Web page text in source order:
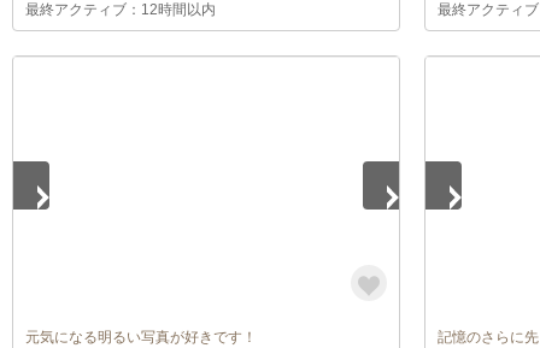
最終アクティブ：12時間以内 最終アクティ
元気になる明るい写真が好きです！ 記憶のさらに